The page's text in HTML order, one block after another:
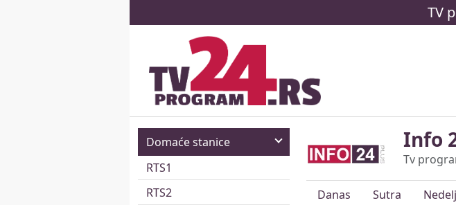
TV
Domaće stanice
RTS1
RTS2
Info
Tv
Danas Sutra